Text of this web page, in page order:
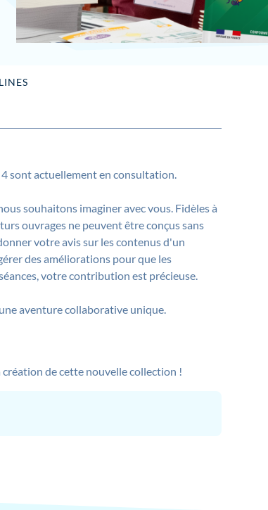
4 sont actuellement en consultation.
souhaitons imaginer avec vous. Fidèles à
ouvrages ne peuvent être conçus sans
votre avis sur les contenus d'un
des améliorations pour que les
votre contribution est précieuse.
aventure collaborative unique.
de cette nouvelle collection !